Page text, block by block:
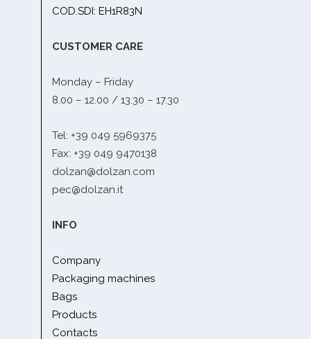
COD.SDI: EH1R83N
CUSTOMER CARE
Monday – Friday
8.00 – 12.00 / 13.30 – 17.30
Tel: +39 049 5969375
Fax: +39 049 9470138
dolzan@dolzan.com
pec@dolzan.it
INFO
Company
Packaging machines
Bags
Products
Contacts